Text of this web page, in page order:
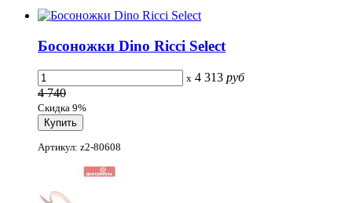
Босоножки Dino Ricci Select
x 4 313 руб
4 740
Скидка 9%
Артикул: z2-80608